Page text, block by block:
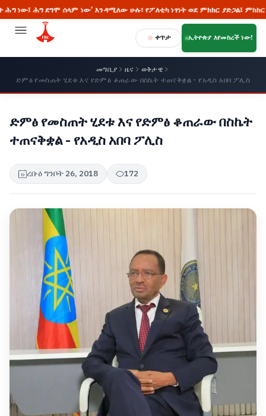
ሕግ ደግሞ ሰላም ነው’ እንዳሚለው ሁሉ፣ የፖለቲካ ነፃነት ወደ ምክክር ያድጋል፤ ምክክር ደግሞ
ቀጥታ ኢትዮጵያ እየመከረች ነው!
መግቢያ ዜና
ወቅታዊ
ድምፅ የመስጠት ሂደቱ እና የድምፅ ቆጠራው በስኬት ተጠናቅቋል - የአዲስ አበባ ፖሊስ
ድምፅ የመስጠት ሂደቱ እና የድምፅ ቆጠራው በስኬት
ተጠናቅቋል - የአዲስ አበባ ፖሊስ
ረቡዕ ግንቦት 26, 2018 172